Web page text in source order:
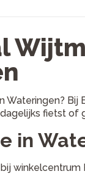
Wateringen? Bij
fietst
in
winkelcentrum